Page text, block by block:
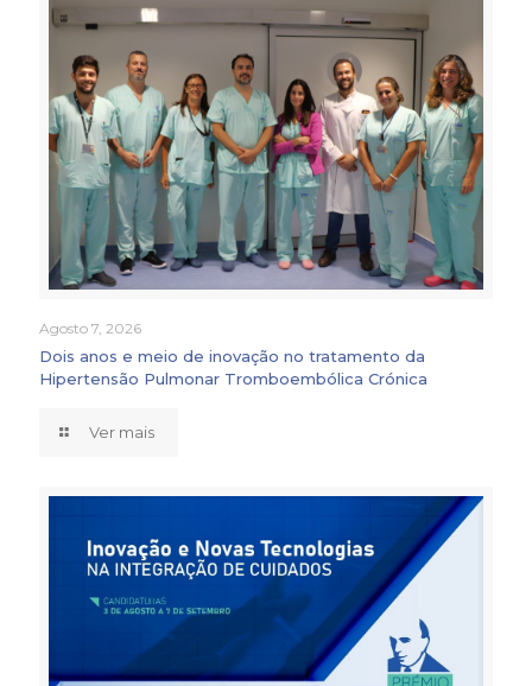
Agosto 7, 2026
Dois anos e meio de inovação no tratamento da
Hipertensão Pulmonar Tromboembólica Crónica
Ver mais